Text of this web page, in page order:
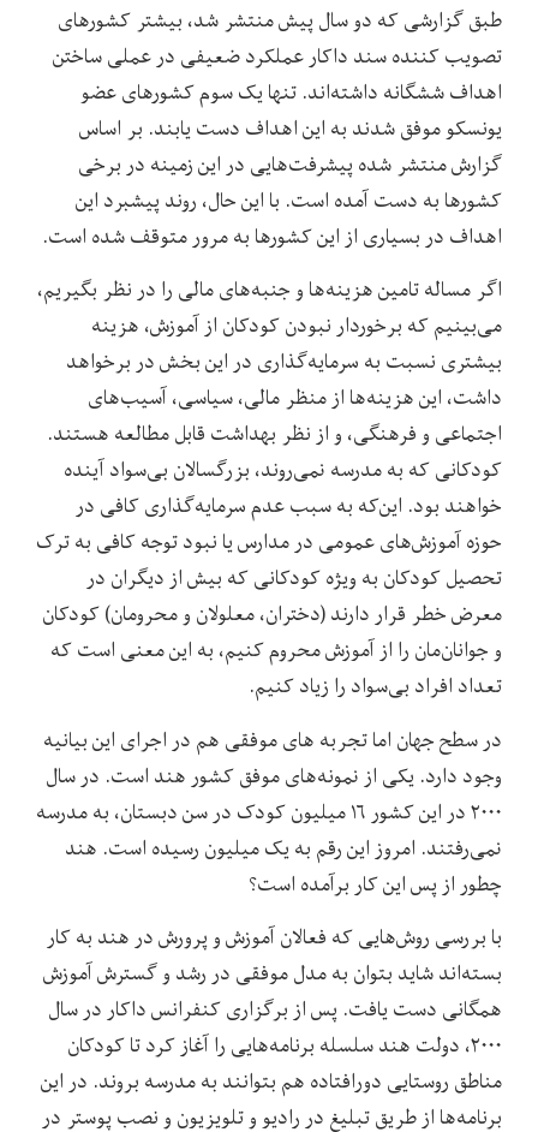
طبق گزارشی که دو سال پیش منتشر شد، بیشتر کشورهای
تصویب کننده سند داکار عملکرد ضعیفی در عملی ساختن
اهداف ششگانه داشته‌اند. تنها یک سوم کشورهای عضو
یونسکو موفق شدند به این اهداف دست یابند. بر اساس
گزارش منتشر شده پیشرفت‌هایی در این زمینه در برخی
کشورها به دست آمده است. با این حال، روند پیشبرد این
اهداف در بسیاری از این کشورها به مرور متوقف شده است.
اگر مساله تامین هزینه‌ها و جنبه‌های مالی را در نظر بگیریم،
می‌بینیم که برخوردار نبودن کودکان‌ از آموزش، هزینه
بیشتری نسبت به سرمایه‌گذاری در این بخش در برخواهد
داشت، این هزینه‌ها از منظر مالی، سیاسی، آسیب‌های
اجتماعی و فرهنگی، و از نظر بهداشت قابل مطالعه هستند.
کودکانی که به مدرسه نمی‌روند، بزرگسالان بی‌سواد آینده
خواهند بود. این‌که به سبب عدم سرمایه‌گذاری کافی در
حوزه آموزش‌های عمومی در مدارس یا نبود توجه کافی به ترک
تحصیل کودکان به ویژه کودکانی که بیش از دیگران در
معرض خطر قرار دارند (دختران، معلولان و محرومان) کودکان
و جوانان‌مان را از آموزش محروم کنیم، به این معنی است که
تعداد افراد بی‌سواد را زیاد ‌کنیم.
در سطح جهان اما تجربه های موفقی هم در اجرای این بیانیه
وجود دارد. یکی از نمونه‌های موفق کشور هند است. در سال
۲۰۰۰ در این کشور ۱۶ میلیون کودک در سن دبستان، به مدرسه
نمی‌رفتند. امروز این رقم به یک میلیون رسیده است. هند
چطور از پس این کار برآمده است؟
با بررسی روش‌هایی که فعالان آموزش و پرورش در هند به کار
بسته‌اند شاید بتوان به مدل موفقی در رشد و گسترش آموزش
همگانی دست یافت. پس از برگزاری کنفرانس داکار در سال
۲۰۰۰، دولت هند سلسله برنامه‌هایی را آغاز کرد تا کودکان
مناطق روستایی دورافتاده هم بتوانند به مدرسه بروند. در این
برنامه‌ها از طریق تبلیغ در رادیو و تلویزیون و نصب پوستر در